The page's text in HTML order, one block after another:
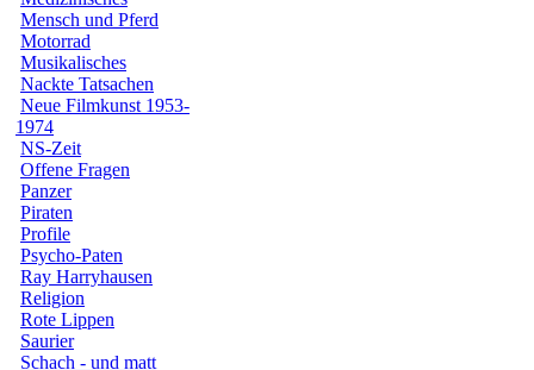
Mensch und Pferd
Motorrad
Musikalisches
Nackte Tatsachen
Neue Filmkunst 1953-
1974
NS-Zeit
Offene Fragen
Panzer
Piraten
Profile
Psycho-Paten
Ray Harryhausen
Religion
Rote Lippen
Saurier
Schach - und matt